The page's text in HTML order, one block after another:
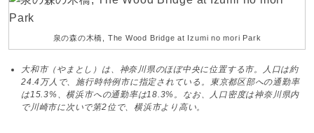
泉の森の木橋, The Wood Bridge at Izumi no mori Park
大和市（やまとし）は、神奈川県のほぼ中央に位置する市。人口は約
24.4万人で、施行時特例市に指定されている。東京都区部への通勤率
は15.3%、横浜市への通勤率は18.3%。なお、人口密度は神奈川県内
で川崎市に次いで第2位で、横浜市より高い。